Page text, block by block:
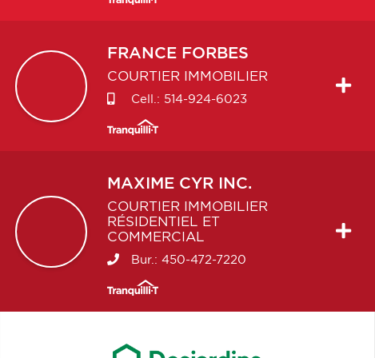
FRANCE FORBES
COURTIER IMMOBILIER
Cell.: 514-924-6023
MAXIME CYR INC.
COURTIER IMMOBILIER
RÉSIDENTIEL ET
COMMERCIAL
Bur.: 450-472-7220